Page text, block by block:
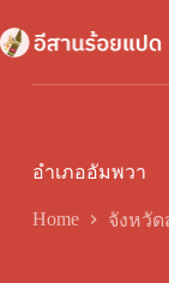
to
content
อำเภออัมพวา
Home จังหวั